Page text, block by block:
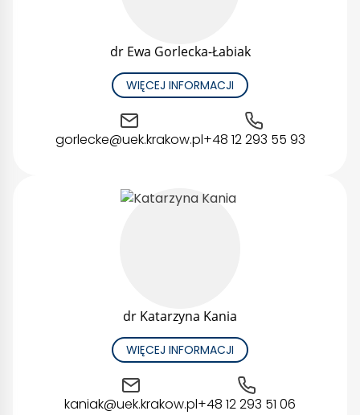
dr Ewa Gorlecka-Łabiak
WIĘCEJ INFORMACJI
gorlecke@uek.krakow.pl+48 12 293 55 93
dr Katarzyna Kania
WIĘCEJ INFORMACJI
kaniak@uek.krakow.pl+48 12 293 51 06